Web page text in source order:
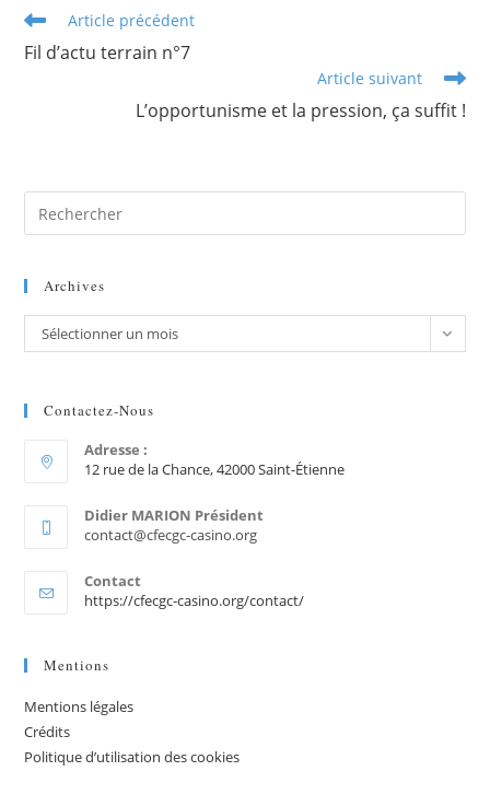
Article précédent
Fil d’actu terrain n°7
Article suivant
L’opportunisme et la pression, ça suffit !
Archives
Sélectionner un mois
Contactez-Nous
Adresse :
12 rue de la Chance, 42000 Saint-Étienne
Didier MARION Président
contact@cfecgc-casino.org
Contact
https://cfecgc-casino.org/contact/
Mentions
Mentions légales
Crédits
Politique d’utilisation des cookies